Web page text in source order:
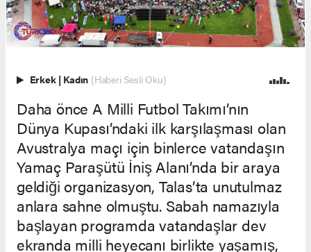
Erkek | Kadın (Haberi Sesli Oku)
Daha önce A Milli Futbol Takımı’nın
Dünya Kupası’ndaki ilk karşılaşması olan
Avustralya maçı için binlerce vatandaşın
Yamaç Paraşütü İniş Alanı’nda bir araya
geldiği organizasyon, Talas’ta unutulmaz
anlara sahne olmuştu. Sabah namazıyla
başlayan programda vatandaşlar dev
ekranda milli heyecanı birlikte yaşamış,